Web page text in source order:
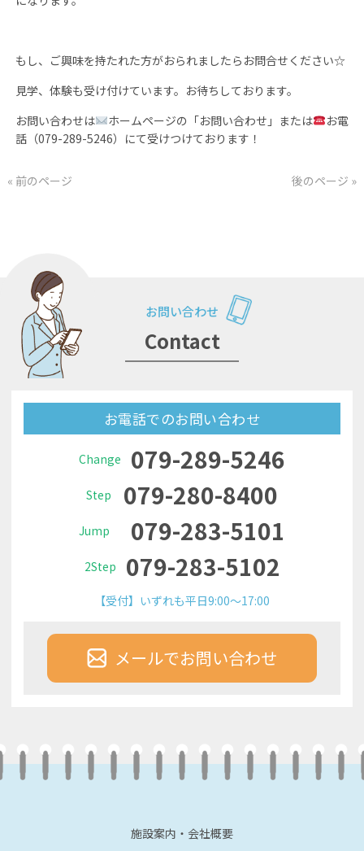
もし、ご興味を持たれた方がおられましたらお問合せください☆
見学、体験も受け付けています。お待ちしております。
お問い合わせは
ホームページの「お問い合わせ」または
お電
話（079-289-5246）にて受けつけております！
« 前のページ 後のページ »
お問い合わせ
Contact
お電話でのお問い合わせ
Change 079-289-5246
Step 079-280-8400
Jump 079-283-5101
2Step 079-283-5102
【受付】いずれも平日9:00～17:00
メールでお問い合わせ
施設案内・会社概要